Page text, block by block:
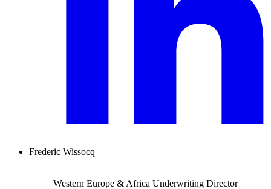
Frederic Wissocq
Western Europe & Africa Underwriting Director